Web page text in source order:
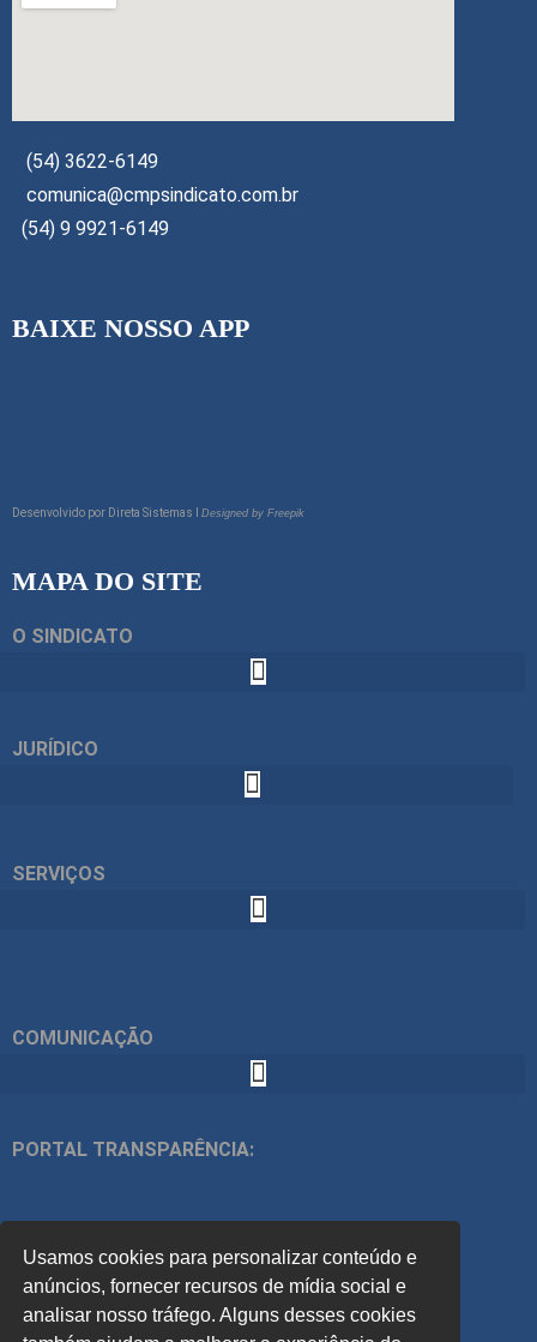
(54) 3622-6149
comunica@cmpsindicato.com.br
(54) 9 9921-6149
BAIXE NOSSO APP
Desenvolvido por Direta Sistemas I Designed by Freepik
MAPA DO SITE
O SINDICATO
JURÍDICO
SERVIÇOS
COMUNICAÇÃO
PORTAL TRANSPARÊNCIA:
ACOMPANHE
Usamos cookies para personalizar conteúdo e
anúncios, fornecer recursos de mídia social e
analisar nosso tráfego. Alguns desses cookies